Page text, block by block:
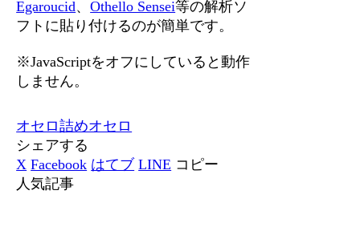
Egaroucid、Othello Sensei等の解析ソ
フトに貼り付けるのが簡単です。
※JavaScriptをオフにしていると動作
しません。
オセロ詰めオセロ
シェアする
X Facebook はてブ LINE コピー
人気記事